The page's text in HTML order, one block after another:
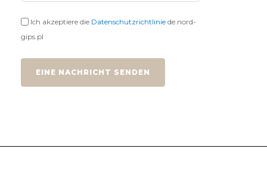
Ich akzeptiere die Datenschutzrichtlinie de.nord-
gips.pl
EINE NACHRICHT SENDEN